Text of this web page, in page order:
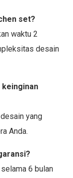
set?
waktu 2
desain
keinginan
yang
Anda.
6 bulan